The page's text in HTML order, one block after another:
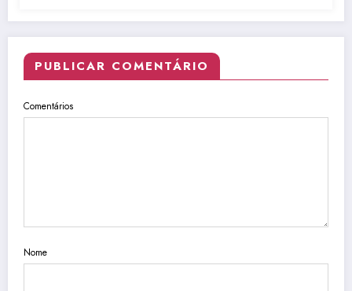
PUBLICAR COMENTÁRIO
Comentários
Nome